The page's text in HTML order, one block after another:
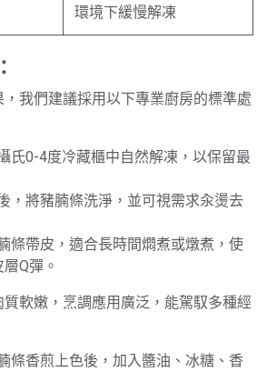
環境下緩慢解凍
我們建議採用以下專業廚房的標準處
氏0-4度冷藏櫃中自然解凍，以保留最
，將豬腩條洗淨，並可視需求汆燙去
條帶皮，適合長時間燜煮或燉煮，使
Q彈。
軟嫩，烹調應用廣泛，能駕馭多種經
條香煎上色後，加入醬油、冰糖、香